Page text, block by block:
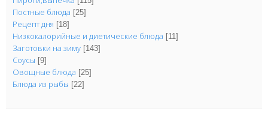
Постные блюда [25]
Рецепт дня [18]
Низкокалорийные и диетические блюда [11]
Заготовки на зиму [143]
Соусы [9]
Овощные блюда [25]
Блюда из рыбы [22]